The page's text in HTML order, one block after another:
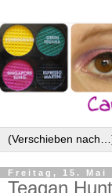
Freitag, 15. Mai
Teagan